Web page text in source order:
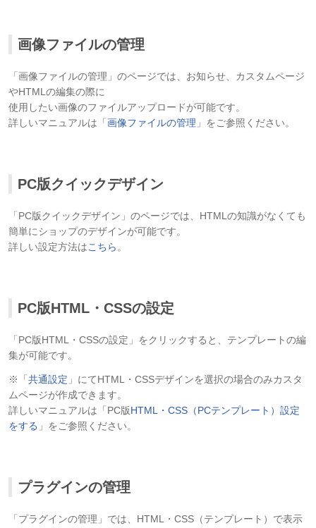
画像ファイルの管理
「画像ファイルの管理」のページでは、お知らせ、カスタムページ
やHTMLの編集の際に
使用したい画像のファイルアップロードが可能です。
詳しいマニュアルは「 画像ファイルの管理 」をご参照ください。
PC版クイックデザイン
「PC版クイックデザイン」のページでは、HTMLの知識がなくても
簡単にショップのデザインが可能です。
詳しい設定方法はこちら 。
PC版HTML・CSSの設定
「PC版HTML・CSSの設定」をクリックすると、テンプレートの編
集が可能です。
※「 共通設定 」にてHTML・CSSデザインを選択の場合のみカスタ
ムページが作成できます。
詳しいマニュアルは「PC版HTML・CSS（PCテンプレート）設定
をする 」をご参照ください。
プラグインの管理
「プラグインの管理」では、HTML・CSS（テンプレート）で表示